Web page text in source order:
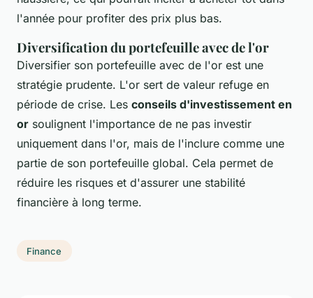
l'année pour profiter des prix plus bas.
Diversification du portefeuille avec de l'or
Diversifier son portefeuille avec de l'or est une
stratégie prudente. L'or sert de valeur refuge en
période de crise. Les conseils d'investissement en
or soulignent l'importance de ne pas investir
uniquement dans l'or, mais de l'inclure comme une
partie de son portefeuille global. Cela permet de
réduire les risques et d'assurer une stabilité
financière à long terme.
Finance